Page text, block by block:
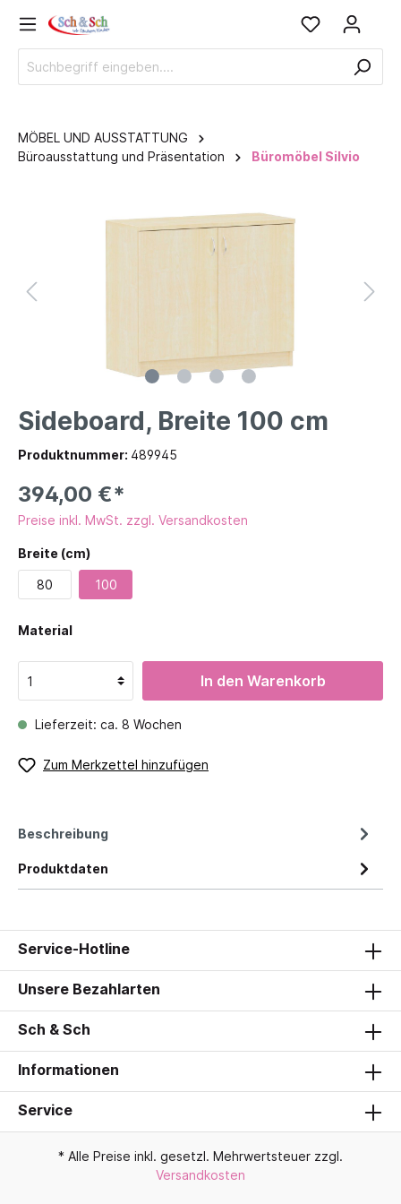
MÖBEL UND AUSSTATTUNG
Büroausstattung und Präsentation
Büromöbel Silvio
Sideboard, Breite 100 cm
Produktnummer: 489945
394,00 €*
Preise inkl. MwSt. zzgl. Versandkosten
Breite (cm)
80 100
Material
In den Warenkorb
Lieferzeit: ca. 8 Wochen
Zum Merkzettel hinzufügen
Beschreibung
Produktdaten
Service-Hotline
Unsere Bezahlarten
Sch & Sch
Informationen
Service
* Alle Preise inkl. gesetzl. Mehrwertsteuer zzgl.
Versandkosten